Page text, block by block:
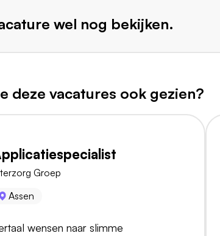
wel nog bekijken.
deze vacatures ook gezien?
Groep
Assen
wensen naar slimme